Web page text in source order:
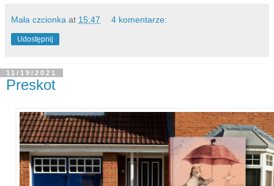
Mała czcionka at 15:47 4 komentarze:
Udostępnij
11/19/2021
Preskot